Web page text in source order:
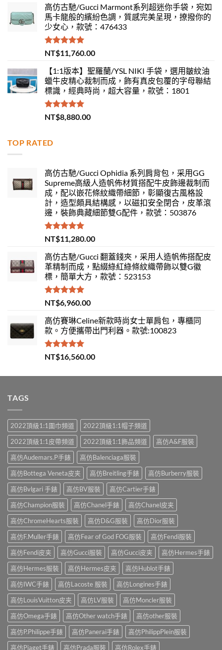
高仿古馳/Gucci Marmont系列超迷你手袋，宛如
馬卡龍般的繽紛色調，質感完美呈現，撩撥你的
少女心，款號：476433
評分5.00
滿分 5
NT$11,760.00
【1:1版本】聖羅蘭/YSL NIKI 手袋，選用皺紋油
蠟牛皮精心裁制而成，飾有真皮包覆的字母聯結
標識，經典時尚，超大容量，款號：1801
評分 5.00
滿分 5
NT$8,880.00
TOP RATED
高仿古馳/Gucci Ophidia 系列肩背包，采用GG
Supreme高級人造帆佈材質搭配牛皮飾邊裁制而
成，配以嵌花條紋織帶細節，彰顯復古風格設
計，造型頗具結構感，以磁扣安全閉合，皮革滾
邊，裝飾典藏細節雙G配件，款號：503876
評分5.00
滿分 5
NT$11,280.00
高仿古馳/Gucci 翻蓋錢夾，采用人造帆佈搭配皮
革精制而成，點綴綠紅綠條紋織帶飾以雙G徽
標，簡單大方，款號：523153
評分 5.00
滿分 5
NT$6,960.00
高仿賽琳Celine新款時尚女士單肩包，專櫃同
款。方便攜帶出門利器。款號:100823
評分5.00
滿分 5
NT$16,560.00
TAGS
2022頂級1:1圍巾頻道
2022頂級1:1帽子頻道
2022頂級1:1皮帶頻道
2022頂級1:1飾品頻道
高仿A&F服裝
高仿Audemars.P手錶
高仿Balenciaga服裝
高仿Bottega Veneta皮夹
高仿Breitling手錶
高仿Burberry服裝
高仿Bvlgari 手錶
高仿BV服裝
高仿Cartier手錶
高仿Champion服裝
高仿Chanel手錶
高仿Chanel皮夹
高仿ChromeHearts服裝
高仿D&G服裝
高仿Dior服裝
高仿F.Muller手錶
高仿Fear of God FOG服裝
高仿Fendi服裝
高仿Fendi皮夹
高仿Gucci服裝 高仿Gucci皮夹
高仿Hermes手錶
高仿Hermes服裝
高仿Hermes皮夹
高仿Hublot手錶
高仿IWC手錶
高仿Lacoste 服裝
高仿Longines手錶
高仿LouisVuitton皮夹
高仿LV服裝
高仿Moncler服裝
高仿Omega手錶
高仿Other watch手錶
高仿other服裝
高仿P.Philippe手錶
高仿Panerai手錶
高仿PhilippPlein服裝
高仿Piaget手錶
高仿Prada服裝 高仿Rolex手錶